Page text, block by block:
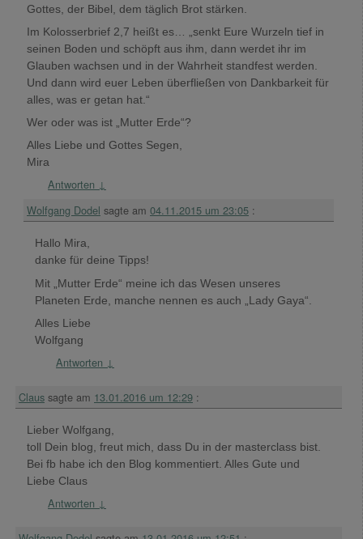
Gottes, der Bibel, dem täglich Brot stärken.
Im Kolosserbrief 2,7 heißt es… „senkt Eure Wurzeln tief in
seinen Boden und schöpft aus ihm, dann werdet ihr im
Glauben wachsen und in der Wahrheit standfest werden.
Und dann wird euer Leben überfließen von Dankbarkeit für
alles, was er getan hat.“
Wer oder was ist „Mutter Erde“?
Alles Liebe und Gottes Segen,
Mira
Antworten ↓
Wolfgang Dodel sagte am 04.11.2015 um 23:05 :
Hallo Mira,
danke für deine Tipps!
Mit „Mutter Erde“ meine ich das Wesen unseres
Planeten Erde, manche nennen es auch „Lady Gaya“.
Alles Liebe
Wolfgang
Antworten ↓
Claus sagte am 13.01.2016 um 12:29 :
Lieber Wolfgang,
toll Dein blog, freut mich, dass Du in der masterclass bist.
Bei fb habe ich den Blog kommentiert. Alles Gute und
Liebe Claus
Antworten ↓